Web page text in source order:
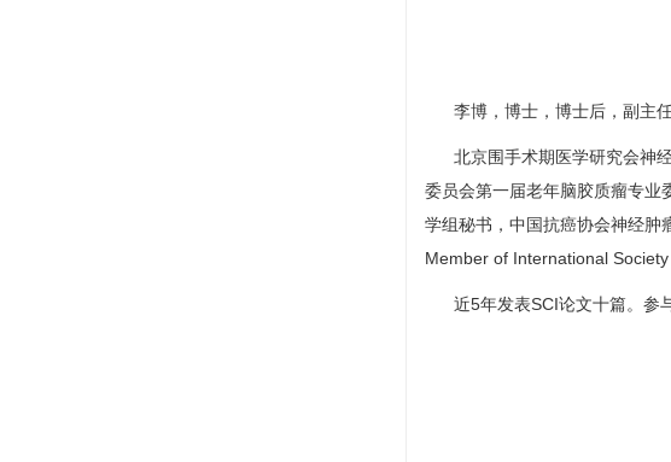
李博 ，博士，博士后，副主
北京围手术期医学研究会神
委员会第一届老年脑胶质瘤专业
学组秘书，中国抗癌协会神经肿
Member of International
近5年发表SCI论文十篇。参